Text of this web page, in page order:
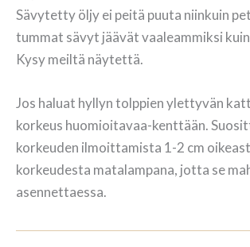
Sävytetty öljy ei peitä puuta niinkuin
tummat sävyt jäävät vaaleammiksi
Kysy meiltä näytettä.
Jos haluat hyllyn tolppien ylettyvän
korkeus huomioitavaa-kenttään.
korkeuden ilmoittamista 1-2 cm
korkeudesta matalampana, jotta se
asennettaessa.